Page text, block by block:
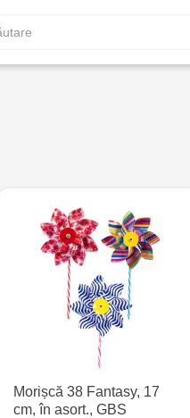
Morișcă 38 Fantasy, 17
cm, în asort., GBS